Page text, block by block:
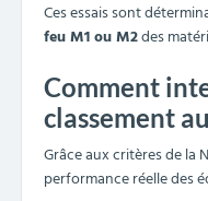
Ces essais sont
feu M1 ou M2des
Comment
classement
Grâce aux critères de la
performance réelle des